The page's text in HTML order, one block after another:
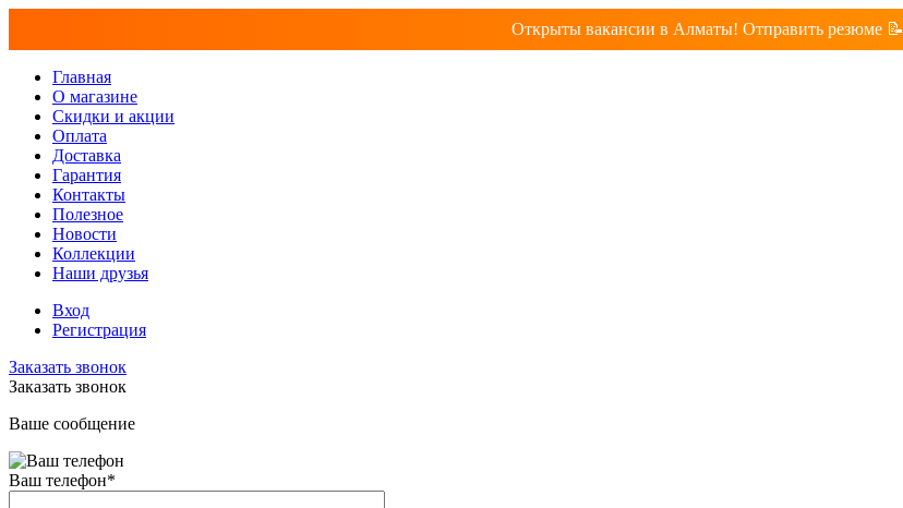
Открыты вакансии в Алматы! Отправить резюме 📝
Главная
О магазине
Скидки и акции
Оплата
Доставка
Гарантия
Контакты
Полезное
Новости
Коллекции
Наши друзья
Вход
Регистрация
Заказать звонок
Заказать звонок
Ваше сообщение
Ваш телефон*